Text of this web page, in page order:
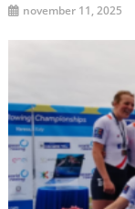
november 11, 2025